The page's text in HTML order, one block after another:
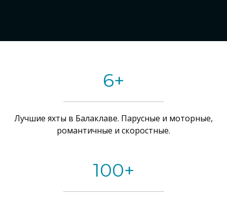
6+
Лучшие яхты в Балаклаве. Парусные и моторные,
романтичные и скоростные.
100+